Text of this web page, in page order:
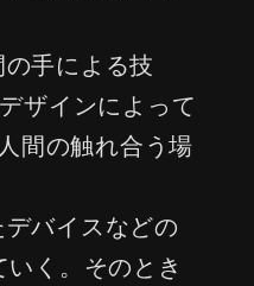
手による技
ザインによって
間の触れ合う場
バイスなどの
く。そのとき